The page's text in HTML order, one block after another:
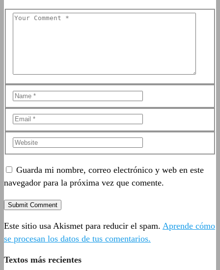
Guarda mi nombre, correo electrónico y web en este
navegador para la próxima vez que comente.
Este sitio usa Akismet para reducir el spam. Aprende cómo
se procesan los datos de tus comentarios.
Textos más recientes